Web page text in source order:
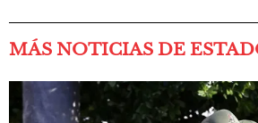
MÁS NOTICIAS DE